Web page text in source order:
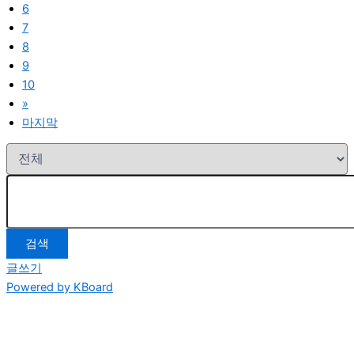
6
7
8
9
10
»
마지막
검색
글쓰기
Powered by KBoard